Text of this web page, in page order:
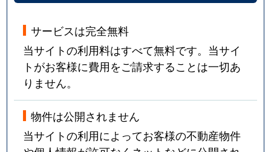
サービスは完全無料
当サイトの利用料はすべて無料です。当サイ
トがお客様に費用をご請求することは一切あ
りません。
物件は公開されません
当サイトの利用によってお客様の不動産物件